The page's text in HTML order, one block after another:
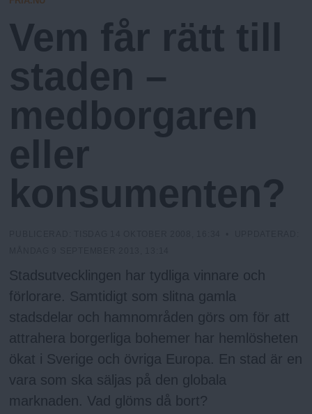
N
u
y
N
G
Vem får rätt till
staden –
medborgaren
eller
konsumenten?
Stadsutvecklingen har tydliga vinnare och
förlorare. Samtidigt som slitna gamla
stadsdelar och hamnområden görs om för att
attrahera borgerliga bohemer har hemlösheten
ökat i Sverige och övriga Europa. En stad är en
vara som ska säljas på den globala
marknaden. Vad glöms då bort?